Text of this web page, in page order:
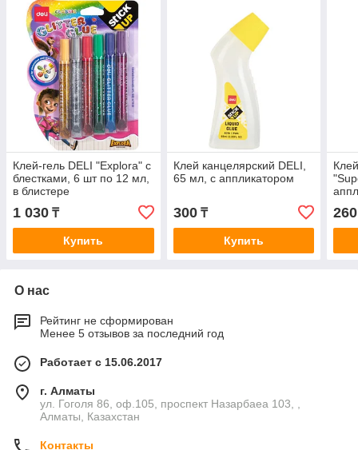
Клей-гель DELI "Explora" с
блестками, 6 шт по 12 мл,
в блистере
1 030 ₸
Купить
Клей канцелярский DELI,
65 мл, с аппликатором
300₸
Купить
260
О нас
Рейтинг не сформирован
Менее 5 отзывов за последний год
Работает с 15.06.2017
г. Алматы
ул. Гоголя 86, оф.105, проспект Назарбаеа 103, ,
Алматы, Казахстан
Контакты